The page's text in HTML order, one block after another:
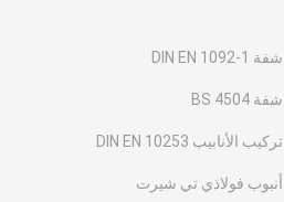
شفة DIN EN 1092-1
شفة BS 4504
تركيب الأنابيب DIN EN 10253
أنبوب فولاذي تي شيرت